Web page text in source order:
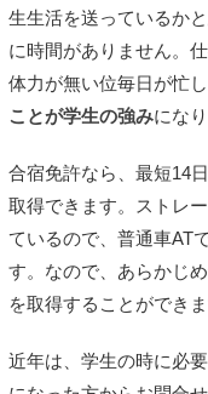
生生活を送っているか
に時間がありません。
体力が無い位毎日が忙
ことが学生の強みになり
合宿免許なら、最短14
取得できます。ストレ
ているので、普通車AT
す。なので、あらかじ
を取得することができま
近年は、学生の時に必